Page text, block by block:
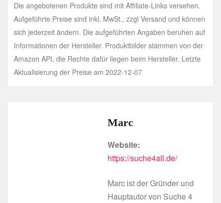
Die angebotenen Produkte sind mit Affiliate-Links versehen.
Aufgeführte Preise sind inkl. MwSt., zzgl Versand und können
sich jederzeit ändern. Die aufgeführten Angaben beruhen auf
Informationen der Hersteller. Produktbilder stammen von der
Amazon API, die Rechte dafür liegen beim Hersteller. Letzte
Aktualisierung der Preise am 2022-12-07
Marc
Website:
https://suche4all.de/
Marc ist der Gründer und
Hauptautor von Suche 4